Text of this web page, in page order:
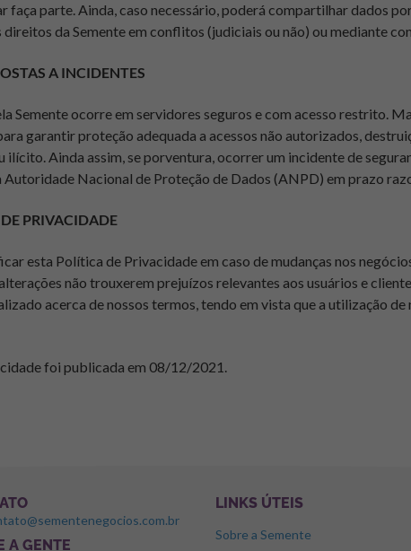
faça parte. Ainda, caso necessário, poderá compartilhar dados
da Semente em conflitos (judiciais ou não) ou mediante
A INCIDENTES
Semente ocorre em servidores seguros e com acesso restrito.
garantir proteção adequada a acessos não autorizados,
Ainda assim, se porventura, ocorrer um incidente de
Nacional de Proteção de Dados (ANPD) em prazo
PRIVACIDADE
esta Política de Privacidade em caso de mudanças nos
não trouxerem prejuízos relevantes aos usuários e
acerca de nossos termos, tendo em vista que a utilização
foi publicada em 08/12/2021.
A GENTE
LINKS ÚTEIS
Sobre a Semente